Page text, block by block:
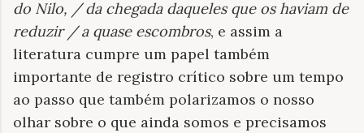
do Nilo, / da chegada daqueles que os haviam de
reduzir / a quase escombros, e assim a
literatura cumpre um papel também
importante de registro crítico sobre um tempo
ao passo que também polarizamos o nosso
olhar sobre o que ainda somos e precisamos